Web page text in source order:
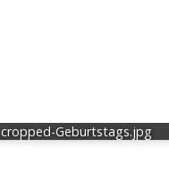
cropped-Geburtstags.jpg